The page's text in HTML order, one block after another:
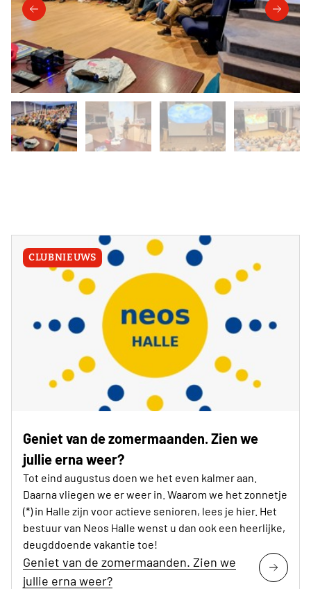
CLUBNIEUWS
Geniet van de zomermaanden. Zien we
jullie erna weer?
Tot eind augustus doen we het even kalmer aan.
Daarna vliegen we er weer in. Waarom we het zonnetje
(*) in Halle zijn voor actieve senioren, lees je hier. Het
bestuur van Neos Halle wenst u dan ook een heerlijke,
deugddoende vakantie toe!
Geniet van de zomermaanden. Zien we
jullie erna weer?